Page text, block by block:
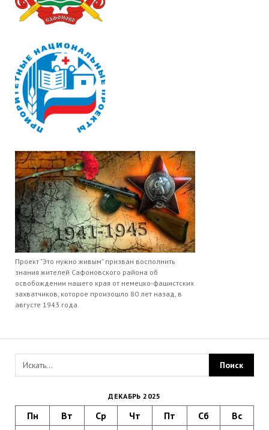
Проект "Это нужно живым" призван восполнить
знания жителей Сафоновского района об
освобождении нашего края от немецко-фашистских
захватчиков, которое произошло 80 лет назад, в
августе 1943 года.
ДЕКАБРЬ 2025
Пн Вт Ср Чт Пт Сб Вс